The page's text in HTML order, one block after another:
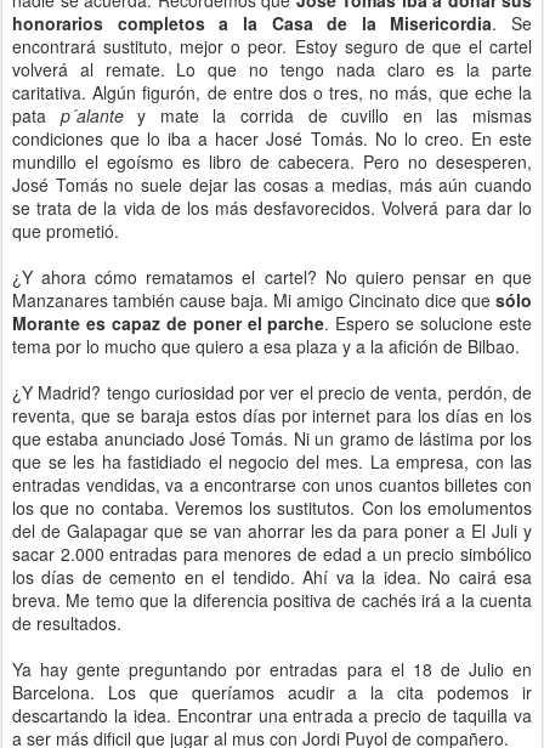
honorarios completos a la Casa de la Misericordia. Se
encontrará sustituto, mejor o peor. Estoy seguro de que el cartel
volverá al remate. Lo que no tengo nada claro es la parte
caritativa. Algún figurón, de entre dos o tres, no más, que eche la
pata p´alantey mate la corrida de cuvillo en las mismas
condiciones que lo iba a hacer José Tomás. No lo creo. En este
mundillo el egoísmo es libro de cabecera. Pero no desesperen,
José Tomás no suele dejar las cosas a medias, más aún cuando
se trata de la vida de los más desfavorecidos. Volverá para dar lo
que prometió.
¿Y ahora cómo rematamos el cartel? No quiero pensar en que
Manzanares también cause baja. Mi amigo Cincinato dice que sólo
Morante es capaz de poner el parche. Espero se solucione este
tema por lo mucho que quiero a esa plaza y a la afición de Bilbao.
¿Y Madrid? tengo curiosidad por ver el precio de venta, perdón, de
reventa, que se baraja estos días por internet para los días en los
que estaba anunciado José Tomás. Ni un gramo de lástima por los
que se les ha fastidiado el negocio del mes. La empresa, con las
entradas vendidas, va a encontrarse con unos cuantos billetes con
los que no contaba. Veremos los sustitutos. Con los emolumentos
del de Galapagar que se van ahorrar les da para poner a El Juli y
sacar 2.000 entradas para menores de edad a un precio simbólico
los días de cemento en el tendido. Ahí va la idea. No cairá esa
breva. Me temo que la diferencia positiva de cachés irá a la cuenta
de resultados.
Ya hay gente preguntando por entradas para el 18 de Julio en
Barcelona. Los que queríamos acudir a la cita podemos ir
descartando la idea. Encontrar una entrada a precio de taquilla va
a ser más dificil que jugar al mus con Jordi Puyol de compañero.